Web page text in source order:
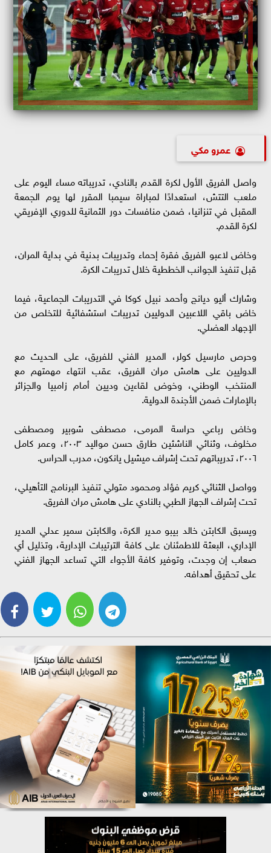
عمرو مكي
واصل الفريق الأول لكرة القدم بالنادي، تدريباته مساء اليوم على
ملعب التتش، استعدادًا لمباراة سيمبا المقرر لها يوم الجمعة
المقبل في تنزانيا، ضمن منافسات دور الثمانية للدوري الإفريقي
لكرة القدم.
وخاض لاعبو الفريق فقرة إحماء وتدريبات بدنية في بداية المران،
قبل تنفيذ الجوانب الخططية خلال تدريبات الكرة.
وشارك أليو ديانج وأحمد نبيل كوكا في التدريبات الجماعية، فيما
خاض باقي اللاعبين الدوليين تدريبات استشفائية للتخلص من
الإجهاد العضلي.
وحرص مارسيل كولر، المدير الفني للفريق، على الحديث مع
الدوليين على هامش مران الفريق، عقب انتهاء مهمتهم مع
المنتخب الوطني، وخوض لقاءين وديين أمام زامبيا والجزائر
بالإمارات ضمن الأجندة الدولية.
وخاض رباعي حراسة المرمى، مصطفى شوبير ومصطفى
مخلوف، وثنائي الناشئين طارق حسن مواليد ٢٠٠٣، وعمر كامل
٢٠٠٦، تدريباتهم تحت إشراف ميشيل يانكون، مدرب الحراس.
وواصل الثنائي كريم فؤاد ومحمود متولي تنفيذ البرنامج التأهيلي،
تحت إشراف الجهاز الطبي بالنادي على هامش مران الفريق.
ويسبق الكابتن خالد بيبو مدير الكرة، والكابتن سمير عدلي المدير
الإداري، البعثة للاطمئنان على كافة الترتيبات الإدارية، وتذليل أي
صعاب إن وجدت، وتوفير كافة الأجواء التي تساعد الجهاز الفني
على تحقيق أهدافه.